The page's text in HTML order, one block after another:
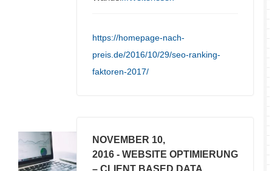
https://homepage-nach-
preis.de/2016/10/29/seo-ranking-
faktoren-2017/
NOVEMBER 10,
2016 - WEBSITE OPTIMIERUNG
– CLIENT BASED DATA